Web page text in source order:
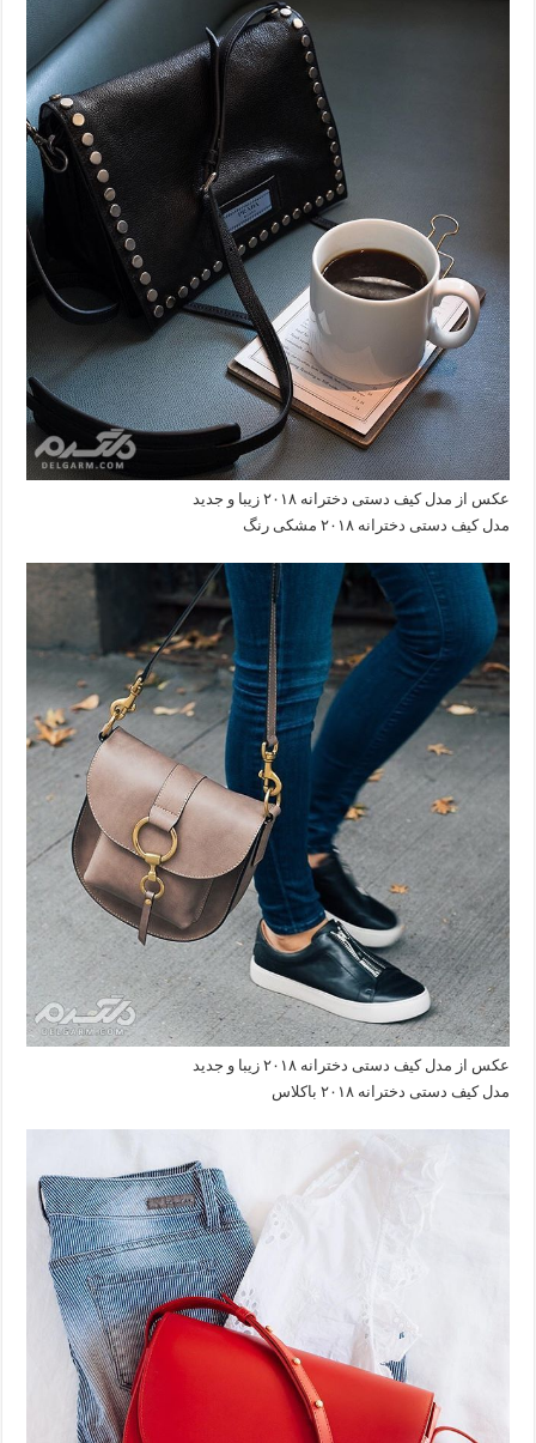
عکس از مدل کیف دستی دخترانه ۲۰۱۸ زیبا و جدید
مدل کیف دستی دخترانه ۲۰۱۸ مشکی رنگ
عکس از مدل کیف دستی دخترانه ۲۰۱۸ زیبا و جدید
مدل کیف دستی دخترانه ۲۰۱۸ باکلاس